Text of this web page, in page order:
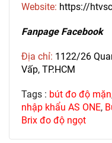
Website: https://
Fanpage Facebook
Địa chỉ: 1122/26
Vấp, TP.HCM
Tags : bút đo độ mặn
nhập khẩu AS ONE,
Brix đo độ ngọt